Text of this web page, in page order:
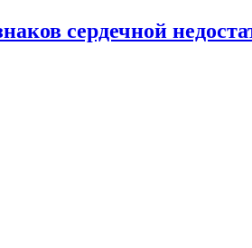
сердечной